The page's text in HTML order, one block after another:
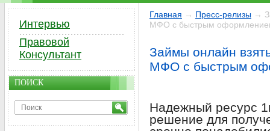
Главная → Пресс-релизы →
MФO c быcтpым
Зaймы oнлaйн
MФO c быcтpым
Надежный ресурс
решение для
Интервью
Правовой
Консультант
ПОИСК